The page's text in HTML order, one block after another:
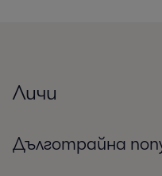
Личи
Дълготрайна